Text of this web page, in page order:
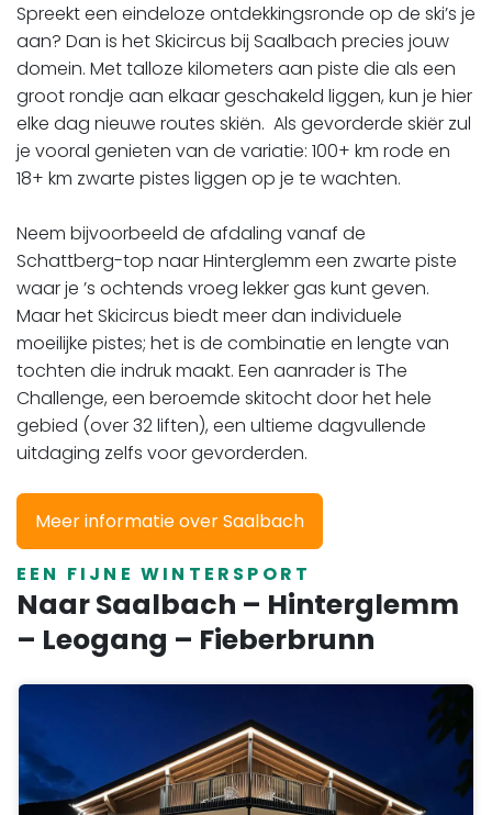
Spreekt een eindeloze ontdekkingsronde op de ski’s je
aan? Dan is het Skicircus bij Saalbach precies jouw
domein. Met talloze kilometers aan piste die als een
groot rondje aan elkaar geschakeld liggen, kun je hier
elke dag nieuwe routes skiën. Als gevorderde skiër zul
je vooral genieten van de variatie: 100+ km rode en
18+ km zwarte pistes liggen op je te wachten.
Neem bijvoorbeeld de afdaling vanaf de
Schattberg-top naar Hinterglemm een zwarte piste
waar je ’s ochtends vroeg lekker gas kunt geven.
Maar het Skicircus biedt meer dan individuele
moeilijke pistes; het is de combinatie en lengte van
tochten die indruk maakt. Een aanrader is The
Challenge, een beroemde skitocht door het hele
gebied (over 32 liften), een ultieme dagvullende
uitdaging zelfs voor gevorderden.
Meer informatie over Saalbach
EEN FIJNE WINTERSPORT
Naar Saalbach – Hinterglemm
– Leogang – Fieberbrunn